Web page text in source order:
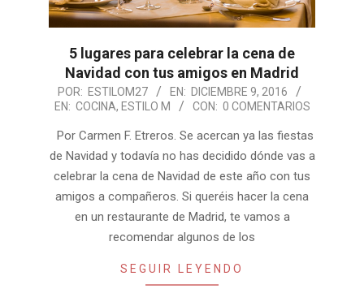
5 lugares para celebrar la cena de
Navidad con tus amigos en Madrid
2016-
12-
09
POR: ESTILOM27 EN: DICIEMBRE 9, 2016
EN: COCINA, ESTILO M CON: 0 COMENTARIOS
Por Carmen F. Etreros. Se acercan ya las fiestas
de Navidad y todavía no has decidido dónde vas a
celebrar la cena de Navidad de este año con tus
amigos a compañeros. Si queréis hacer la cena
en un restaurante de Madrid, te vamos a
recomendar algunos de los
SEGUIR LEYENDO